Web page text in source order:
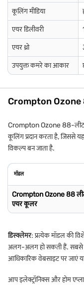
कूलिंग मीडिया
एयर डिलीवरी
एयर थ्रो
उपयुक्त कमरे का आकार
Crompton Ozone
Crompton Ozone 88-
कूलिंग प्रदान करता है, जिससे
विकल्प बन जाता है.
मॉडल
Crompton Ozone 88
एयर कूलर
डिस्क्लेमर: प्रत्येक मॉडल की
अलग-अलग हो सकती हैं. सबसे
आधिकारिक वेबसाइट पर जाएं
आप इलेक्ट्रॉनिक्स और होम